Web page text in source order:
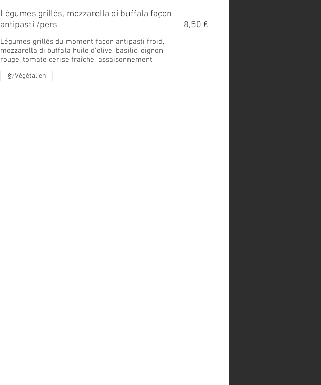
Légumes grillés, mozzarella di buffala façon
antipasti /pers
Légumes grillés du moment façon antipasti froid,
mozzarella di buffala huile d'olive, basilic, oignon
rouge, tomate cerise fraîche, assaisonnement
8,50 €
Végétalien